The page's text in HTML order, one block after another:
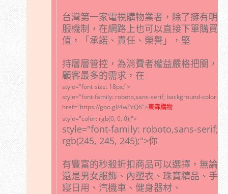
台灣第一家電視購物業者，除了擁有明
服機制，在網路上也可以直接下單購買
值，「承諾、責任、榮譽」，堅
持層層管控，為消費者權益嚴格把關，
顧客最多的需求，在
style="font-size: 18px;">
style="font-family: roboto,sans-serif; background-color:
href="https://goo.gl/4wPcQ6">東森購物
style="color: rgb(0, 0, 0);">
style="font-family: roboto,sans-serif;
rgb(245, 245, 245);">你
有豐富的秒殺折扣商品可以選擇，無論
還是男女服飾、內塑衣、珠寶精品、手
寢日用、汽機車、健身器材、